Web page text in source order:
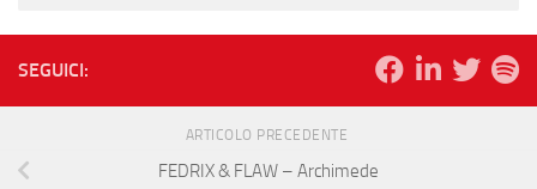
SEGUICI:
ARTICOLO PRECEDENTE
FEDRIX & FLAW – Archimede